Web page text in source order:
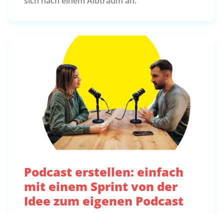
Podcast erstellen: einfach
mit einem Sprint von der
Idee zum eigenen Podcast